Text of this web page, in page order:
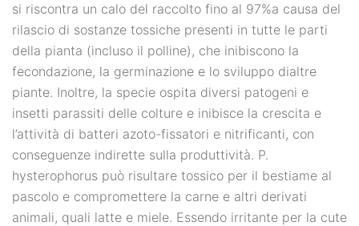
si riscontra un calo del raccolto fino al 97%a causa del
rilascio di sostanze tossiche presenti in tutte le parti
della pianta (incluso il polline), che inibiscono la
fecondazione, la germinazione e lo sviluppo dialtre
piante. Inoltre, la specie ospita diversi patogeni e
insetti parassiti delle colture e inibisce la crescita e
l’attività di batteri azoto-fissatori e nitrificanti, con
conseguenze indirette sulla produttività. P.
hysterophorus può risultare tossico per il bestiame al
pascolo e compromettere la carne e altri derivati
animali, quali latte e miele. Essendo irritante per la cute